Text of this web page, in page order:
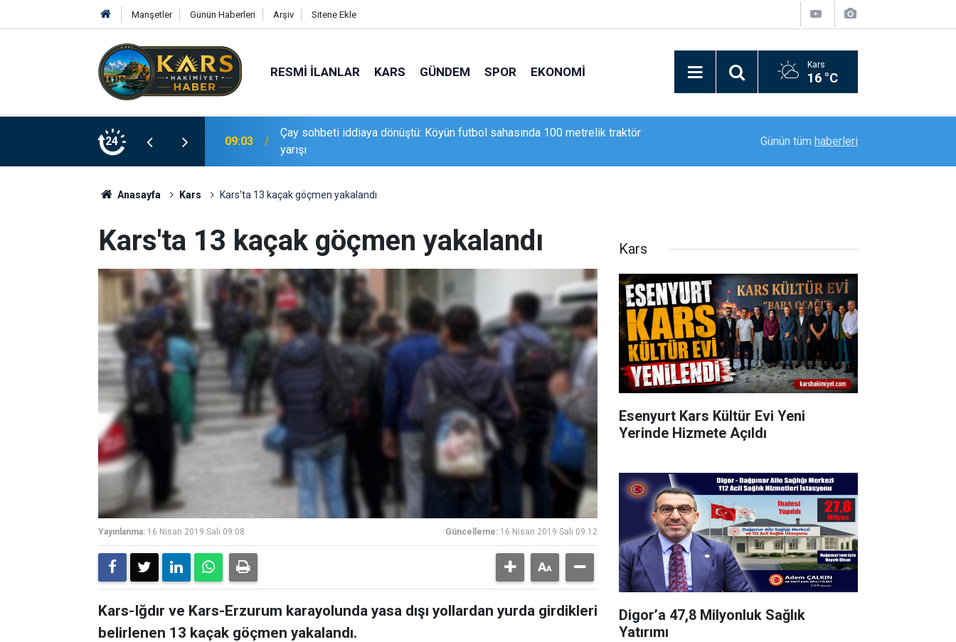
Manşetler Günün Haberleri Arşiv Sitene Ekle
RESMI İLANLAR KARS GÜNDEM SPOR EKONOMI Kars
16 °C
24
futbol sahasında 100 metrelik traktör
08:59 Yüksekova’da zehir tacirlerine darbe: 253 kilogram esrar ele geçirildi Türkiye’de bir ilki yapıyor: Kilim üzerine
Günün tüm haberleri
Anasayfa Kars Kars'ta 13 kaçak göçmen yakalandı
Kars'ta 13 kaçak göçmen yakalandı
Yayınlanma: 16 Nisan 2019 Salı 09:08 Güncelleme: 16 Nisan 2019 Salı 09:12
Kars-Iğdır ve Kars-Erzurum karayolunda yasa dışı yollardan yurda girdikleri
belirlenen 13 kaçak göçmen yakalandı.
Kars
Esenyurt Kars Kültür Evi Yeni
Yerinde Hizmete Açıldı
Digor’a 47,8 Milyonluk Sağlık
Yatırımı